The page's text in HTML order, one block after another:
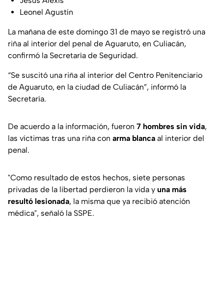
Leonel Agustín
La mañana de este domingo 31 de mayo se registró una
riña al interior del penal de Aguaruto, en Culiacán,
confirmó la Secretaría de Seguridad.
“Se suscitó una riña al interior del Centro Penitenciario
de Aguaruto, en la ciudad de Culiacán”, informó la
Secretaría.
De acuerdo a la información, fueron 7 hombres sin vida,
las víctimas tras una riña con arma blanca al interior del
penal.
"Como resultado de estos hechos, siete personas
privadas de la libertad perdieron la vida y una más
resultó lesionada, la misma que ya recibió atención
médica", señaló la SSPE.